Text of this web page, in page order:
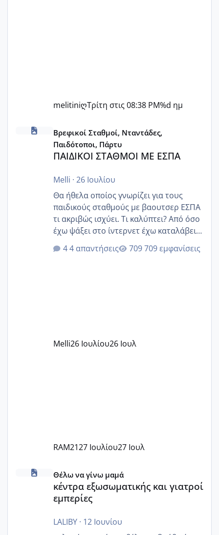
melitiniღΤρίτη στις 08:38 PM%d ημ
ΠΑΙΔΙΚΟΙ ΣΤΑΘΜΟΙ ΜΕ ΕΣΠΑ
Βρεφικοί Σταθμοί, Νταντάδες,
Παιδότοποι, Πάρτυ
ΠΑΙΔΙΚΟΙ ΣΤΑΘΜΟΙ ΜΕ ΕΣΠΑ
Melli · 26 Ιουλίου
Θα ήθελα οποίος γνωρίζει για τους
παιδικούς σταθμούς με βαουτσερ ΕΣΠΑ
τι ακριβώς ισχύει. Τι καλύπτει? Από όσο
έχω ψάξει στο ίντερνετ έχω καταλάβει
ότι το βαουτσερ καλύπτει όλα τα
δίδακτρα και τα τροφεια του ιδιωτικού
Εγώ πήγα σε έναν ιδιωτικό παιδικό στ
4 απαντήσεις 709 εμφανίσεις
Melli26 Ιουλίου26 Ιουλ
RAM2127 Ιουλίου27 Ιουλ
κέντρα εξωσωματικής και γιατροί εμπερίες
Θέλω να γίνω μαμά
κέντρα εξωσωματικής και γιατροί
εμπερίες
LALIBY· 12 Ιουνίου